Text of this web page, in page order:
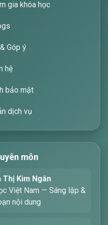
học. Hãy nhập từ
sẽ giúp bạn ngay
gia khóa học
Góp ý
hệ
bảo mật
dịch vụ
môn
Thị Kim Ngân
Việt Nam — Sáng lập &
nội dung